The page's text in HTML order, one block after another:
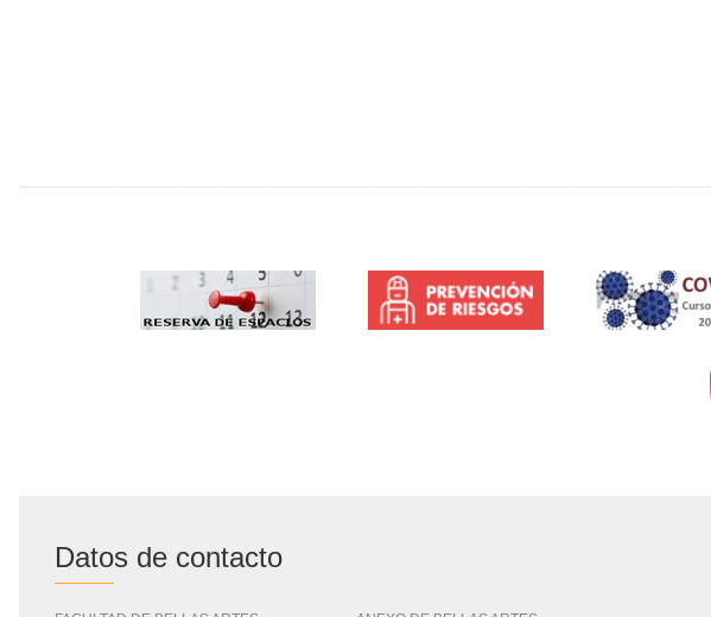
Datos de contacto